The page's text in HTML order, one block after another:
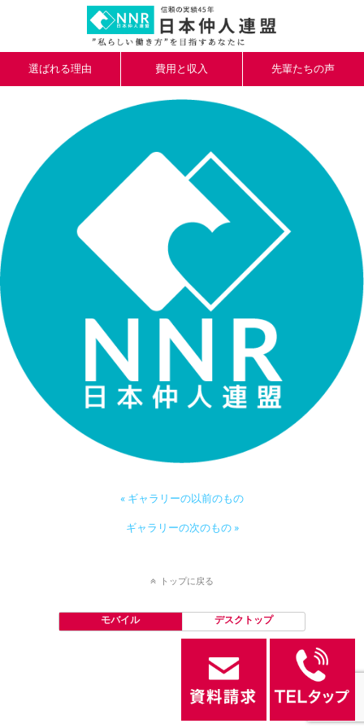
選ばれる理由 費用と収入 先輩たちの声
« ギャラリーの以前のもの
ギャラリーの次のもの »
トップに戻る
モバイル デスクトップ